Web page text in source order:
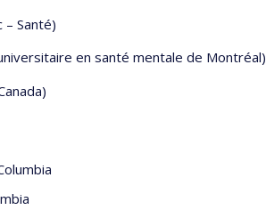
Santé)
en santé mentale de Montréal)